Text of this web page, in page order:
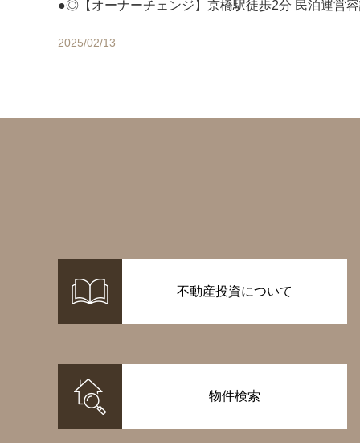
●◎【オーナーチェンジ】京橋駅徒歩2分 民泊運営
2025/02/13
不動産投資について
物件検索